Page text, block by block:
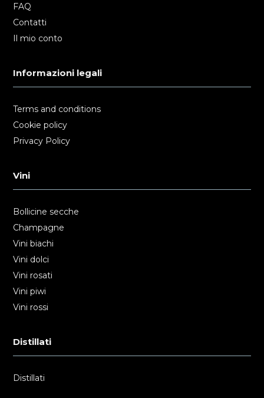
FAQ
Contatti
Il mio conto
Informazioni legali
Terms and conditions
Cookie policy
Privacy Policy
Vini
Bollicine secche
Champagne
Vini biachi
Vini dolci
Vini rosati
Vini piwi
Vini rossi
Distillati
Distillati